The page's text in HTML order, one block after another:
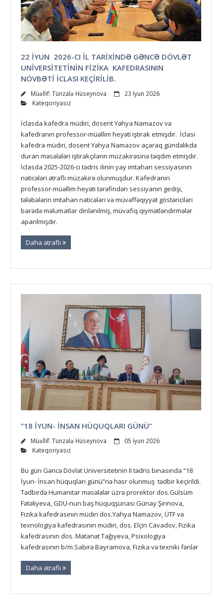
22 İYUN 2026-CI İL TARİXİNDƏ GƏNCƏ DÖVLƏT
UNİVERSİTETİNİN FİZİKA KAFEDRASININ
NÖVBƏTİ İCLASI KEÇİRİLİB.
Müəllif: Tünzalə Hüseynova
23 İyun 2026
Kateqoriyasız
İclasda kafedra müdiri, dosent Yəhya Namazov və
kafedranın professor-müəllim heyəti iştirak etmişdir. İclası
kafedra müdiri, dosent Yəhya Namazov açaraq gündəlikdə
duran məsələləri iştirakçıların müzakirəsinə təqdim etmişdir.
İclasda 2025-2026-cı tədris ilinin yay imtahan sessiyasının
nəticələri ətraflı müzakirə olunmuşdur. Kafedranın
professor-müəllim heyəti tərəfindən sessiyanın gedişi,
tələbələrin imtahan nəticələri və müvəffəqiyyət göstəriciləri
barədə məlumatlar dinlənilmiş, müvafiq qiymətləndirmələr
aparılmışdır.
Daha ətraflı
“18 İYUN- İNSAN HÜQUQLARI GÜNÜ”
Müəllif: Tünzalə Hüseynova
05 İyun 2026
Kateqoriyasız
Bu gün Gəncə Dövlət Universitetinin II tədris binasında “18
İyun- İnsan hüquqları günü”nə həsr olunmuş tədbir keçirildi.
Tədbirdə Humanitar məsələlər üzrə prorektor dos.Gülsüm
Fətəliyeva, GDU-nun baş hüquqşünası Günay Şirinova,
Fizika kafedrasının müdiri dos.Yahya Namazov, ÜTF və
texnologiya kafedrasının müdiri, dos. Elçin Cavadov, Fizika
kafedrasının dos. Mətanət Tağıyeva, Psixologiya
kafedrasının b/m.Sabirə Bayramova, Fizika və texniki fənlər
Daha ətraflı